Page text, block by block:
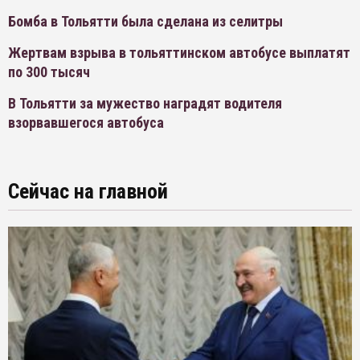
Бомба в Тольятти была сделана из селитры
Жертвам взрыва в тольяттинском автобусе выплатят
по 300 тысяч
В Тольятти за мужество наградят водителя
взорвавшегося автобуса
Сейчас на главной